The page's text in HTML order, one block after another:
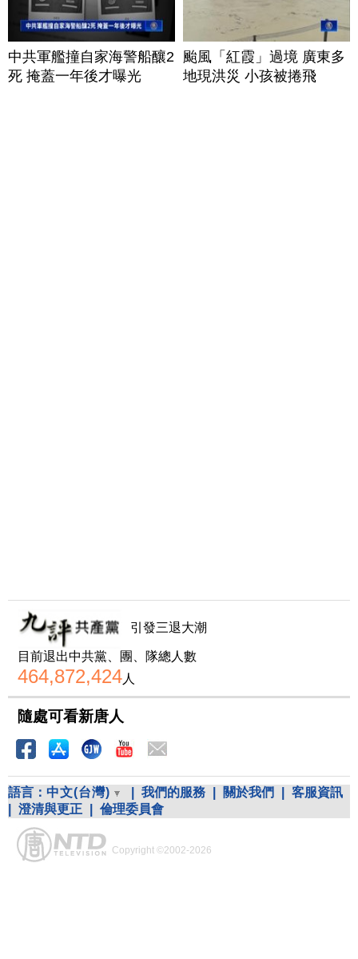
中共軍艦撞自家海警船釀2
死 掩蓋一年後才曝光
颱風「紅霞」過境 廣東多
地現洪災 小孩被捲飛
引發三退大潮
目前退出中共黨、團、隊總人數
464,872,424人
隨處可看新唐人
語言： 中文(台灣) 我們的服務 關於我們
客服資訊
澄清與更正 倫理委員會
Copyright ©2002-2026